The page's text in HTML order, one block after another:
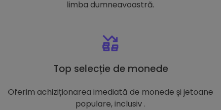
limba dumneavoastră.
Top selecție de monede
Oferim achiziționarea imediată de monede și jetoane
populare, inclusiv .